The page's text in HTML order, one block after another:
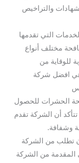
والتراخيص
التي تقدمها
مختلف أنواع
للوقاية من
افضل شركة
الحشرات للحصول
أن الشركة تقدم
وشفافة.
تطلب من الشركة
من الشركة